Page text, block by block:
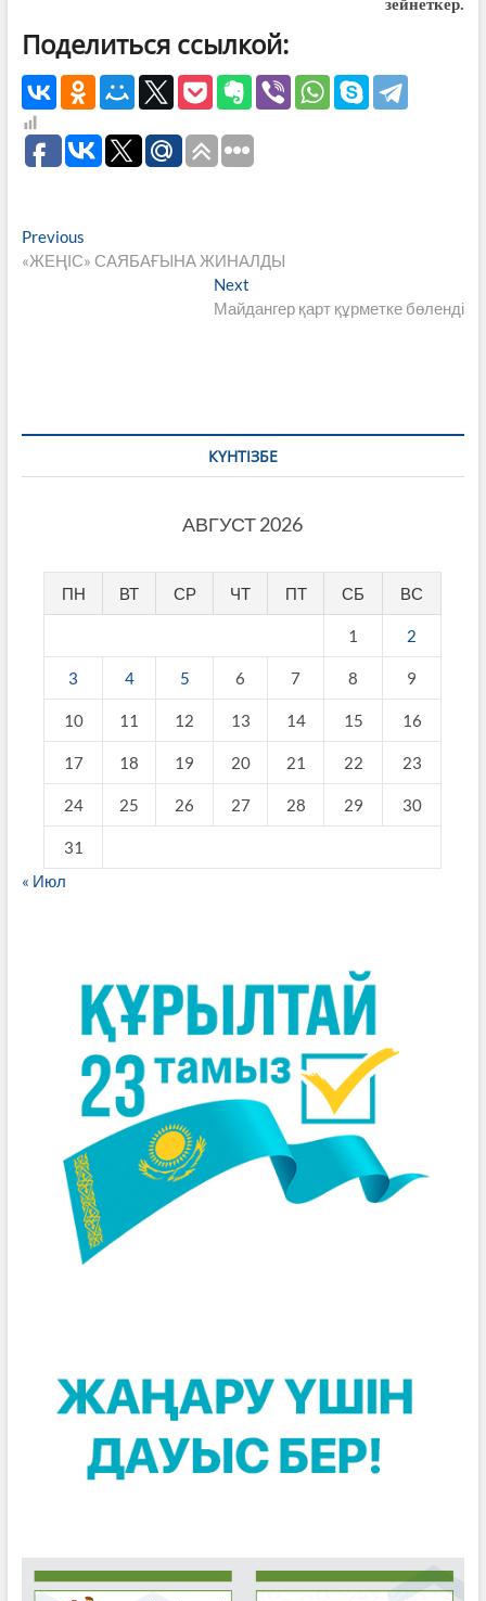
зейнеткер.
Поделиться ссылкой:
Навигация
по
PreviousPrevious
post:
«ЖЕҢІС» САЯБАҒЫНА ЖИНАЛДЫ
Next
post:
Майдангер қарт құрметке бөленді
КҮНТІЗБЕ
АВГУСТ 2026
ПН ВТ СР ЧТ ПТ СБ ВС
1 2
3 4 5 6 7 8 9
10 11 12 13 14 15 16
17 18 19 20 21 22 23
24 25 26 27 28 29 30
31
« Июл